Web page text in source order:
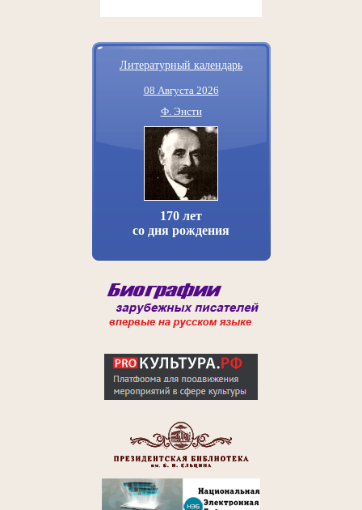
Литературный календарь
08 Августа 2026
Ф. Энсти
170 лет
со дня рождения